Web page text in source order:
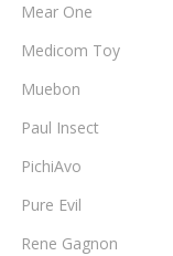
Mear One
Medicom Toy
Muebon
Paul Insect
PichiAvo
Pure Evil
Rene Gagnon